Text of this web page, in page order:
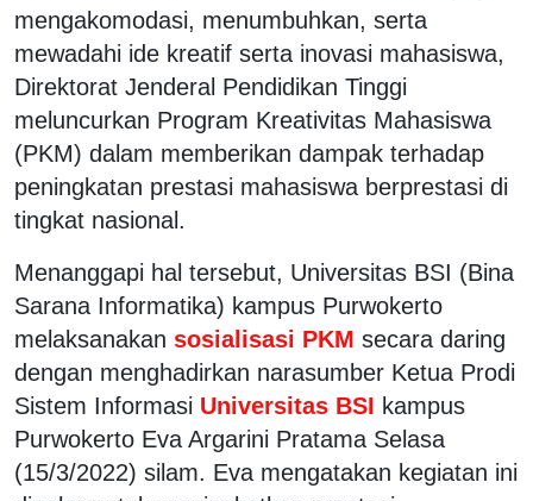
mengakomodasi, menumbuhkan, serta
mewadahi ide kreatif serta inovasi mahasiswa,
Direktorat Jenderal Pendidikan Tinggi
meluncurkan Program Kreativitas Mahasiswa
(PKM) dalam memberikan dampak terhadap
peningkatan prestasi mahasiswa berprestasi di
tingkat nasional.
Menanggapi hal tersebut, Universitas BSI (Bina
Sarana Informatika) kampus Purwokerto
melaksanakan sosialisasi PKM secara daring
dengan menghadirkan narasumber Ketua Prodi
Sistem Informasi Universitas BSI kampus
Purwokerto Eva Argarini Pratama Selasa
(15/3/2022) silam. Eva mengatakan kegiatan ini